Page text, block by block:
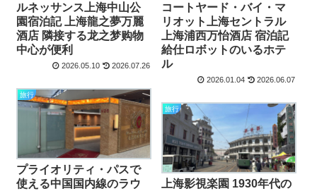
ルネッサンス上海中山公
園宿泊記 上海龍之夢万麗
酒店 隣接する龙之梦购物
中心が便利
2026.05.10 2026.07.26
コートヤード・バイ・マ
リオット上海セントラル
上海浦西万怡酒店 宿泊記
給仕ロボットのいるホテ
ル
2026.01.04 2026.06.07
旅行
プライオリティ・パスで
使える中国国内線のラウ
旅行
上海影視楽園 1930年代の